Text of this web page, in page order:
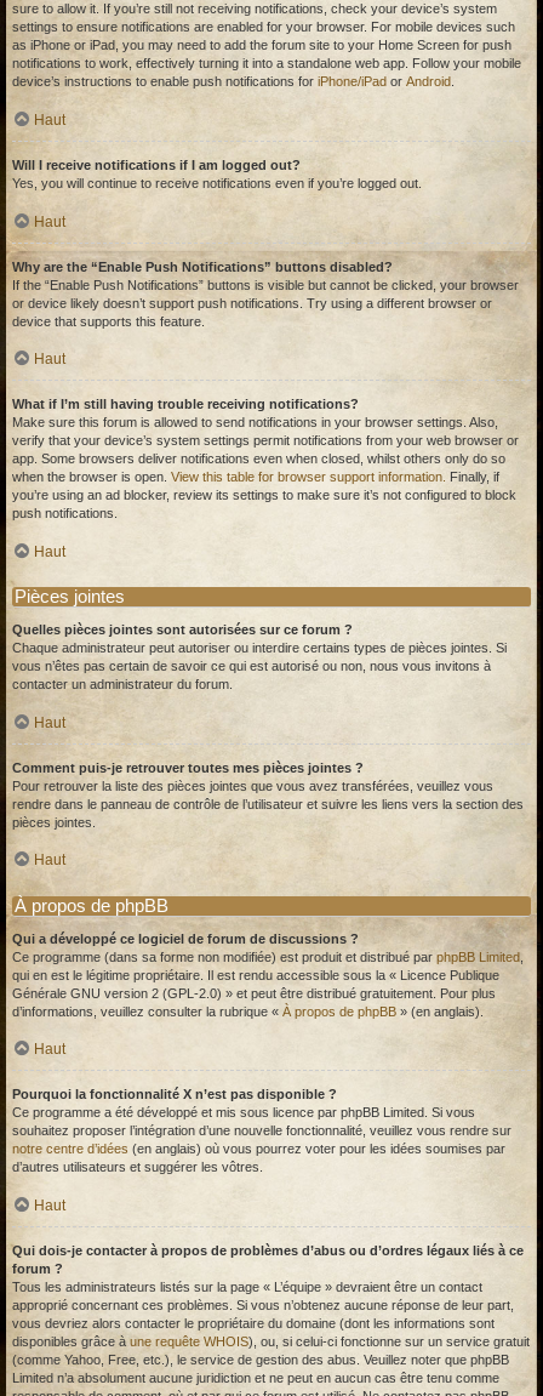
sure to allow it. If you’re still not receiving notifications, check your device’s system
settings to ensure notifications are enabled for your browser. For mobile devices such
as iPhone or iPad, you may need to add the forum site to your Home Screen for push
notifications to work, effectively turning it into a standalone web app. Follow your mobile
device’s instructions to enable push notifications for iPhone/iPad or Android
Haut
Will I receive notifications if I am logged out?
Yes, you will continue to receive notifications even if you’re logged out.
Haut
Why are the “Enable Push Notifications” buttons disabled?
If the “Enable Push Notifications” buttons is visible but cannot be clicked, your browser
or device likely doesn’t support push notifications. Try using a different browser or
device that supports this feature.
Haut
What if I’m still having trouble receiving notifications?
Make sure this forum is allowed to send notifications in your browser settings. Also,
verify that your device’s system settings permit notifications from your web browser or
app. Some browsers deliver notifications even when closed, whilst others only do so
when the browser is open. View this table for browser support information.
Finally, if
you’re using an ad blocker, review its settings to make sure it’s not configured to block
push notifications.
Haut
Pièces jointes
Quelles pièces jointes sont autorisées sur ce forum ?
Chaque administrateur peut autoriser ou interdire certains types de pièces jointes. Si
vous n’êtes pas certain de savoir ce qui est autorisé ou non, nous vous invitons à
contacter un administrateur du forum.
Haut
Comment puis-je retrouver toutes mes pièces jointes ?
Pour retrouver la liste des pièces jointes que vous avez transférées, veuillez vous
rendre dans le panneau de contrôle de l’utilisateur et suivre les liens vers la section des
pièces jointes.
Haut
À propos de phpBB
Qui a développé ce logiciel de forum de discussions ?
Ce programme (dans sa forme non modifiée) est produit et distribué par phpBB Limited
qui en est le légitime propriétaire. Il est rendu accessible sous la « Licence Publique
Générale GNU version 2 (GPL-2.0) » et peut être distribué gratuitement. Pour plus
d’informations, veuillez consulter la rubrique « À propos de phpBB » (en anglais).
Haut
Pourquoi la fonctionnalité X n’est pas disponible ?
Ce programme a été développé et mis sous licence par phpBB Limited. Si vous
souhaitez proposer l’intégration d’une nouvelle fonctionnalité, veuillez vous rendre sur
notre centre d’idées (en anglais) où vous pourrez voter pour les idées soumises par
d’autres utilisateurs et suggérer les vôtres.
Haut
Qui dois-je contacter à propos de problèmes d’abus ou d’ordres légaux liés à ce
forum ?
Tous les administrateurs listés sur la page « L’équipe » devraient être un contact
approprié concernant ces problèmes. Si vous n’obtenez aucune réponse de leur part,
vous devriez alors contacter le propriétaire du domaine (dont les informations sont
disponibles grâce à une requête WHOIS), ou, si celui-ci fonctionne sur un service gratuit
(comme Yahoo, Free, etc.), le service de gestion des abus. Veuillez noter que phpBB
Limited n’a absolument aucune juridiction et ne peut en aucun cas être tenu comme